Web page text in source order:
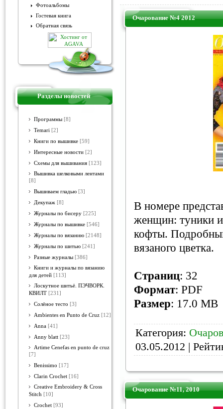
Фотоальбомы
Гостевая книга
Обратная связь
Разделы новостей
Программы [8]
Temari [2]
Книги по вышивке [59]
Интересные новости [2]
Схемы для вышивания [123]
Вышивка шелковыми лентами
[8]
Вышиваем гладью [3]
Декупаж [8]
Журналы по бисеру [225]
Журналы по вышивке [546]
Журналы по вязанию [2148]
Журналы по шитью [241]
Разные журналы [386]
Книги и журналы по вязанию
для детей [113]
Лоскутное шитьё. ПЭЧВОРК.
КВИЛТ [231]
Солёное тесто [3]
Ambientes en Punto de Cruz [12]
Anna [41]
Anny blatt [23]
Artime Cenefas en punto de cruz
[7]
Benissimo [17]
Clarin Crochet [16]
Creative Embroidery & Cross
Stitch [10]
Crochet [93]
Очарование №4 2012
В номере
женщин: туники и
кофты.
вязаного цветка.
Страниц: 32
Формат: PDF
Размер: 17.0 MB
Категория:
03.05.2012 |
Очарование №11, 2010